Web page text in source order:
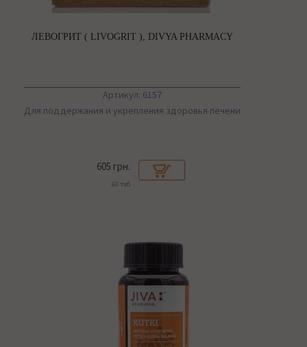
ЛЕВОГРИТ ( LIVOGRIT ), DIVYA PHARMACY
Артикул: 6157
Для поддержания и укрепления здоровья печени
605 грн.
60 таб